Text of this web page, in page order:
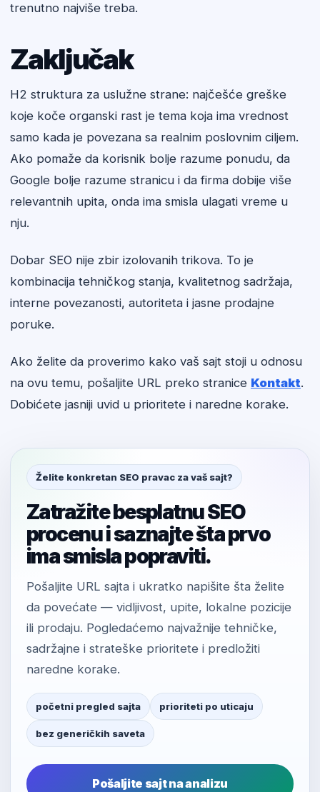
trenutno najviše treba.
Zaključak
H2 struktura za uslužne strane: najčešće greške
koje koče organski rast je tema koja ima vrednost
samo kada je povezana sa realnim poslovnim ciljem.
Ako pomaže da korisnik bolje razume ponudu, da
Google bolje razume stranicu i da firma dobije više
relevantnih upita, onda ima smisla ulagati vreme u
nju.
Dobar SEO nije zbir izolovanih trikova. To je
kombinacija tehničkog stanja, kvalitetnog sadržaja,
interne povezanosti, autoriteta i jasne prodajne
poruke.
Ako želite da proverimo kako vaš sajt stoji u odnosu
na ovu temu, pošaljite URL preko stranice Kontakt.
Dobićete jasniji uvid u prioritete i naredne korake.
Želite konkretan SEO pravac za vaš sajt?
Zatražite besplatnu SEO
procenu i saznajte šta prvo
ima smisla popraviti.
Pošaljite URL sajta i ukratko napišite šta želite
da povećate — vidljivost, upite, lokalne pozicije
ili prodaju. Pogledaćemo najvažnije tehničke,
sadržajne i strateške prioritete i predložiti
naredne korake.
početni pregled sajta prioriteti po uticaju
bez generičkih saveta
Pošaljite sajt na analizu